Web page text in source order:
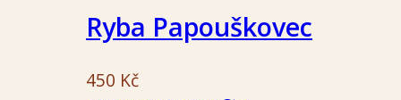
Ryba Papouškovec
450 Kč